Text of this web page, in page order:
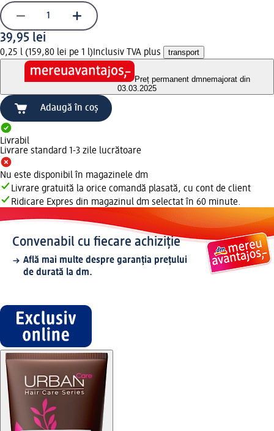
39,95 lei
0,25 l (159,80 lei pe 1 l) Inclusiv TVA plus transport
Preț permanent dmnemajorat din
03.03.2025
Adaugă în coș
Livrabil
Livrare standard 1-3 zile lucrătoare
Nu este disponibil în magazinele dm
Livrare gratuită la orice comandă plasată, cu cont de client
Ridicare Expres din magazinul dm selectat în 60 minute.
Convenabil cu fiecare achiziție
Află mai multe despre garanția prețului
de durată la dm.